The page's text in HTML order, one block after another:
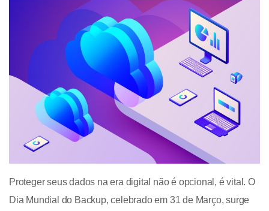
Proteger seus dados na era digital não é opcional, é vital. O
Dia Mundial do Backup, celebrado em 31 de Março, surge